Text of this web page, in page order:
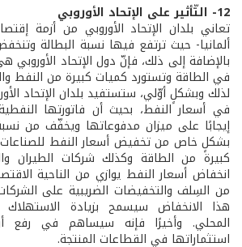
12- التّأثير على الإتحاد الأوروبي
تعاني بلدان الإتحاد الأوروبي من أزمة
ألمانيا- حيث ترتفع فيها نسبة البطالة
بالإضافة إلى ذلك، فإنّ دول الإتحاد الأوروبي
في الطاقة وتستورد كميات كبيرة من النفط
لذلك وبشكلٍ أوّلي، ستستفيد بلدان الإتحاد
في أسعار النفط، بحيث أن فاتورتها
إيجابًا على ميزان مدفوعاتها ويخفّف من
بشكلٍ خاص من تخفيض أسعار النفط
كبيرة من الطاقة وكذلك شركات الطيران
انخفاض أسعار النفط يوازي من الناحية
من السِلف والتخفيضات الضريبية على
هذا الانخفاض سيسمح بزيادة الاستهلاك
المحلي. وأخيرًا فإنه سيساهم في رفع
استثماراتها في القطاعات المنتجة.